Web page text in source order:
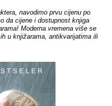
navodimo prvu cijenu po
da cijene i dostupnost knjiga
Moderna vremena više se
u knjižarama, antikvarijatima ili